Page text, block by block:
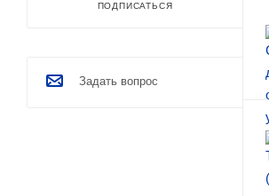
ПОДПИСАТЬСЯ
Задать вопрос